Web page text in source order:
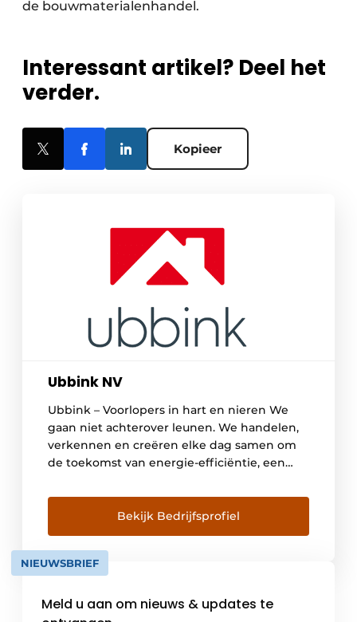
de bouwmaterialenhandel.
Interessant artikel? Deel het
verder.
Kopieer
Ubbink NV
Ubbink – Voorlopers in hart en nieren We
gaan niet achterover leunen. We handelen,
verkennen en creëren elke dag samen om
de toekomst van energie-efficiëntie, een
van het gebouw te verwezenlijken. Wij zijn
creatieve denkers met een
ondernemersmentaliteit, gericht op het
leveren van slimme producten en diensten
waarop u kunt […]
Bekijk Bedrijfsprofiel
NIEUWSBRIEF
Meld u aan om nieuws & updates te